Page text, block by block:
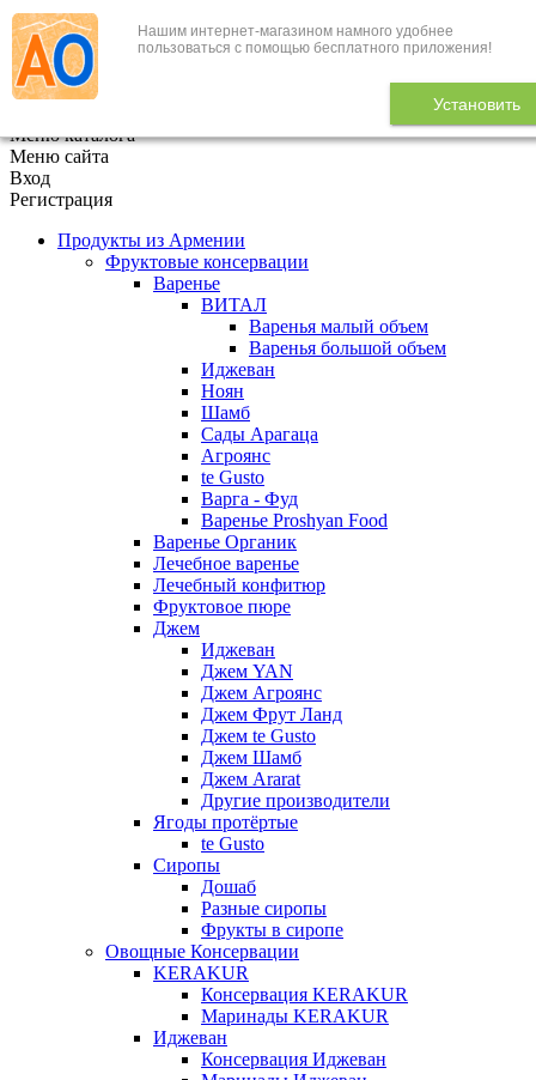
Нашим интернет-магазином намного удобнее
пользоваться с помощью бесплатного приложения!
Установить
+7 (495) 646-888-1
В корзине 0
Меню каталога
Меню сайта
Вход
Регистрация
Продукты из Армении
Фруктовые консервации
Варенье
ВИТАЛ
Варенья малый объем
Варенья большой объем
Иджеван
Ноян
Шамб
Сады Арагаца
Агроянс
te Gusto
Варга - Фуд
Варенье Proshyan Food
Варенье Органик
Лечебное варенье
Лечебный конфитюр
Фруктовое пюре
Джем
Иджеван
Джем YAN
Джем Агроянс
Джем Фрут Ланд
Джем te Gusto
Джем Шамб
Джем Ararat
Другие производители
Ягоды протёртые
te Gusto
Сиропы
Дошаб
Разные сиропы
Фрукты в сиропе
Овощные Консервации
KERAKUR
Консервация KERAKUR
Маринады KERAKUR
Иджеван
Консервация Иджеван